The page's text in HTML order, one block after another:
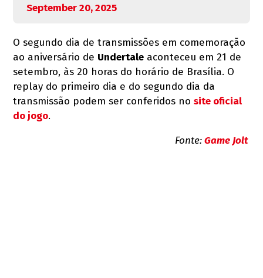
September 20, 2025
O segundo dia de transmissões em comemoração
ao aniversário de Undertale aconteceu em 21 de
setembro, às 20 horas do horário de Brasília. O
replay do primeiro dia e do segundo dia da
transmissão podem ser conferidos nosite oficial
do jogo.
Fonte:Game Jolt